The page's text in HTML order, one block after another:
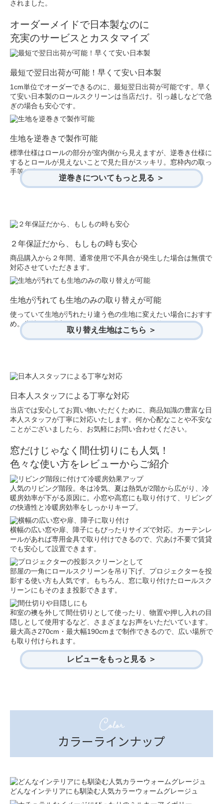
されました。
オーダーメイドで日本製なのに
充実のサービスとカスタマイズ
最短で翌日出荷が可能！早くて安い日本製
1cm単位でオーダーできるのに、最短翌日出荷が可能です。早く
て安い日本製のロールスクリーンは当店だけ。引っ越しなどで急
ぎの場合も安心です。
生地を逆巻きで製作可能
標準仕様はロールの部分が室内側から見えますが、逆巻き仕様に
するとロールが見えないことで見た目がスッキリ。窓枠内の取っ
手等に当たらないなどのメリットもあります。
逆巻きについてもっと見る ＞
２年保証だから、もしもの時も安心
商品購入から２年間、通常使用で不具合が発生した場合は無償で
対応させていただきます。
生地が汚れても生地のみの取り替えが可能
使っていて生地が汚れたり違う色の生地に変えたい場合におすす
め。生地のみ購入できて、自分で取り替えが可能です。
取り替え生地はこちら ＞
日本人スタッフによる丁寧な対応
当店では安心してお買い物いただくために、商品知識の豊富な日
本人スタッフが丁寧に対応いたします。何か心配なことや不安な
ことがございましたら、お気軽にお問い合わせください。
窓だけじゃなく間仕切りにも人気！
色々な使い方をレビューからご紹介
人気のリビング階段。冬は冷気、夏は熱気が2階から広がり、冷
暖房効率が下がる原因に。小窓や高窓にも取り付けて、リビング
の快適性と冷暖房効率をしっかりキープ。
横幅の広い窓や扉、障子にもぴったりサイズで対応。カーテンレ
ールがあれば専用金具で取り付けできるので、穴あけ不要で賃貸
でも安心して設置できます。
部屋の一角にロールスクリーンを吊り下げ、プロジェクターを投
影する使い方も人気です。もちろん、窓に取り付けたロールスク
リーンにもそのまま投影できます。
和室の襖を外して間仕切りとして使ったり、物置や押し入れの目
隠しとして使用するなど、さまざまなお声をいただいています。
最大高さ270cm・最大幅190cmまで制作できるので、広い場所で
も取り付けられます。
レビューをもっと見る ＞
Color
カラーラインナップ
どんなインテリアにも馴染む人気カラーウォームグレージュ